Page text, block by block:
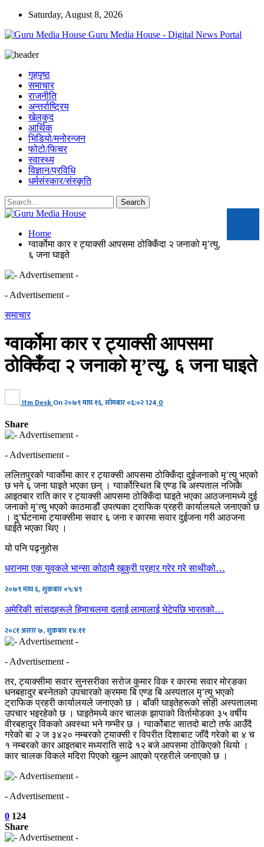
Saturday, August 8, 2026
Guru Media House - Digital News Portal
गृहपृष्ठ
समाचार
राजनीति
अन्तर्राष्ट्रिय
खेलकुद
आर्थिक
भिडियो/मनोरन्जन
फोटो/फिचर
स्वास्थ्य
विज्ञान/प्रविधि
धर्मसंस्कार/संस्कृति
Home
ग्वार्काेमा कार र ट्याक्सी आपसमा ठोक्किँदा २ जनाको मृ’त्यु,
६ जना घाइते
- Advertisement -
समाचार
ग्वार्काेमा कार र ट्याक्सी आपसमा
ठोक्किँदा २ जनाको मृ’त्यु, ६ जना घाइते
Itm Desk On२०७९ माघ १६, सोमबार ०६:०२124 0
Share
- Advertisement -
ललितपुरको ग्वार्काेमा कार र ट्याक्सी आपसमा ठोक्किँदा दुईजनाको मृ’त्यु भएको
छ भने ६ जना घाइते भएका छन् । ग्वार्कोस्थित बि एण्ड बि अस्पताल नजिकै
आइतबार राति कार र ट्याक्सी आपसमा ठोक्किँदा घाइते भएका आठजनामध्ये दुई
जनाको मृ’त्यु भएको काठमाडौं उपत्यका ट्राफिक प्रहरी कार्यालयले जनाएको छ
। दु’र्घटनामा ट्याक्सीमा सवार ६ जना र कारमा सवार दुईजना गरी आठजना
घाईते भएका थिए ।
यो पनि पढ्नुहोस
धरानमा एक युवकले भान्सा कोठामै खुकुरी प्रहार गरेर गरे साथीको…
२०७९ माघ ६, शुक्रबार ०५:४९
अमेरिकी सांसदहरूले हिमाचलमा दलाई लामालाई भेटेपछि भारतको…
२०८१ असार ७, शुक्रबार १४:११
- Advertisement -
तर, ट्याक्सीमा सवार सुनसरीका सरोज कुमार विक र कारमा सवार मोरङका
धनबहादुर बस्नेतको उपचारको क्रममा बि एण्ड बि अस्पताल मृ’त्यु भएको
ट्राफिक प्रहरी कार्यालयले जनाएको छ । बाँकी घाइतेहरूको सोही अस्पतालमा
उपचार भइरहेको छ । घाइतेमध्ये कार चालक झापाको विर्तामोडका ३५ वर्षीय
वीरबहादुर विकको अवस्था भने गम्भीर छ । ग्वार्कोबाट सातदो बाटो तर्फ आउँदै
गरेको बा २ ज ३४२० नम्बरको ट्याक्सी र विपरीत दिशाबाट जाँदै गरेको बा ४ च
१ नम्बरको कार आइतबार मध्यराति साढे १२ बजे आपसमा ठोकिएको थियो ।
कार चालक विकले मदिरा पिएको खुल्न आएको प्रहरीले जनाएको छ ।
- Advertisement -
0 124
Share